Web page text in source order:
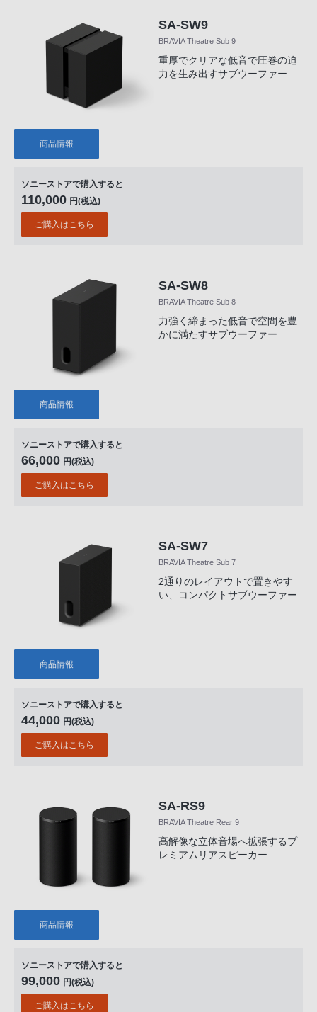
SA-SW9
BRAVIA Theatre Sub 9
重厚でクリアな低音で圧巻の迫
力を生み出すサブウーファー
商品情報
ソニーストアで購入すると
110,000 円(税込)
ご購入はこちら
SA-SW8
BRAVIA Theatre Sub 8
力強く締まった低音で空間を豊
かに満たすサブウーファー
商品情報
ソニーストアで購入すると
66,000 円(税込)
ご購入はこちら
SA-SW7
BRAVIA Theatre Sub 7
2通りのレイアウトで置きやす
い、コンパクトサブウーファー
商品情報
ソニーストアで購入すると
44,000 円(税込)
ご購入はこちら
SA-RS9
BRAVIA Theatre Rear 9
高解像な立体音場へ拡張するプ
レミアムリアスピーカー
商品情報
ソニーストアで購入すると
99,000 円(税込)
ご購入はこちら